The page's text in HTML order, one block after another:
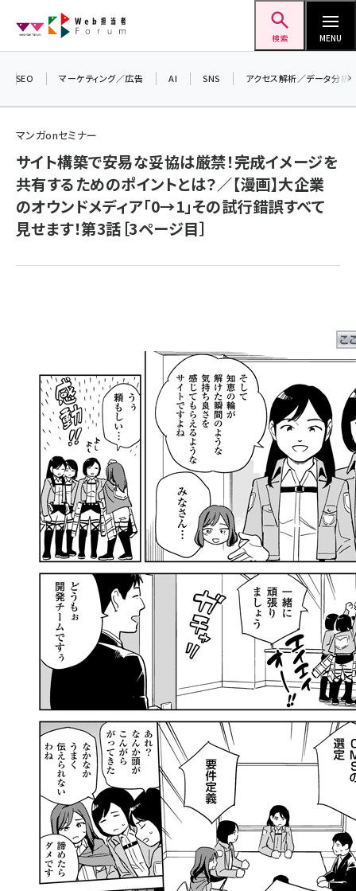
ン
検索 MENU
seo (3523)
ai (2804)
youtube (2429)
note (2312)
llmo (1161)
SEO マーケティング／広告 AI SNS アクセス解析／データ分析
マンガonセミナー
サイト構築で安易な妥協は厳禁！――完成イメージを
共有するためのポイントとは？／【漫画】大企業
のオウンドメディア「0→1」その試行錯誤すべて
見せます！第3話［3ページ目］
▼ア